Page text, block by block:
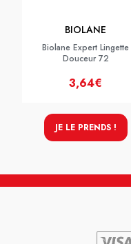
BIOLANE
Biolane Expert Lingette
Douceur 72
3,64€
JE LE PRENDS !